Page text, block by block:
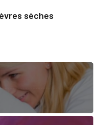
sèches